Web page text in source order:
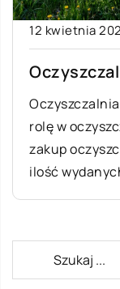
12 kwietnia
rolę w
zakup
ilość